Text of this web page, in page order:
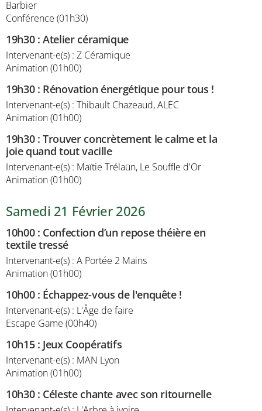
Barbier
Conférence (01h30)
19h30:Atelier céramique
Intervenant-e(s) : Z Céramique
Animation (01h00)
19h30: Rénovation énergétique pour tous !
Intervenant-e(s) : Thibault Chazeaud, ALEC
Animation (01h00)
19h30:Trouver concrètement le calme et la
joie quand tout vacille
Intervenant-e(s) : Maïtie Trélaün, Le Souffle d'Or
Animation (01h00)
Samedi 21 Février 2026
10h00: Confection d’un repose théière en
textile tressé
Intervenant-e(s) : A Portée 2 Mains
Animation (01h00)
10h00: Échappez-vous de l'enquête !
Intervenant-e(s) : L'Âge de faire
Escape Game (00h40)
10h15: Jeux Coopératifs
Intervenant-e(s) : MAN Lyon
Animation (01h00)
10h30: Céleste chante avec son ritournelle